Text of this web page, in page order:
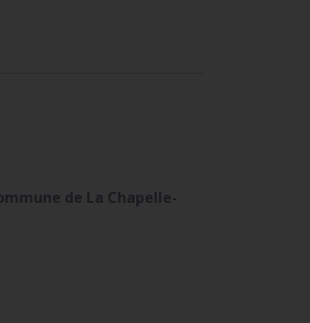
de La Chapelle-